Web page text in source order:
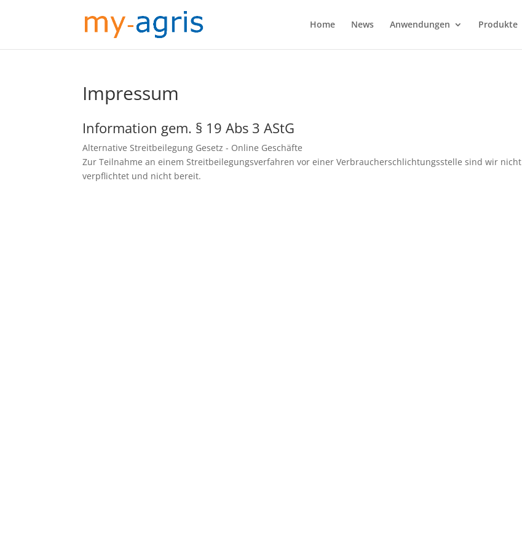
Home News Anwendungen Produkte
Impressum
Information gem. § 19 Abs 3 AStG
Alternative Streitbeilegung Gesetz - Online Geschäfte
Zur Teilnahme an einem Streitbeilegungsverfahren vor einer Verbraucherschlichtungsstelle sind wir nicht
verpflichtet und nicht bereit.